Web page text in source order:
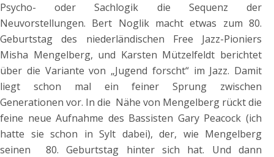
Psycho- oder Sachlogik die Sequenz der
Neuvorstellungen. Bert Noglik macht etwas zum 80.
Geburtstag des niederländischen Free Jazz-Pioniers
Misha Mengelberg, und Karsten Mützelfeldt berichtet
über die Variante von „Jugend forscht“ im Jazz. Damit
liegt schon mal ein feiner Sprung zwischen
Generationen vor. In die Nähe von Mengelberg rückt die
feine neue Aufnahme des Bassisten Gary Peacock (ich
hatte sie schon in Sylt dabei), der, wie Mengelberg
seinen 80. Geburtstag hinter sich hat. Und dann